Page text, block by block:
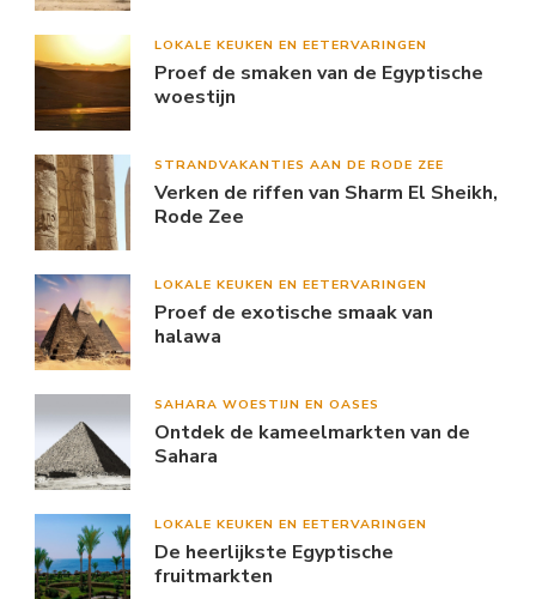
LOKALE KEUKEN EN EETERVARINGEN
Proef de smaken van de Egyptische
woestijn
STRANDVAKANTIES AAN DE RODE ZEE
Verken de riffen van Sharm El Sheikh,
Rode Zee
LOKALE KEUKEN EN EETERVARINGEN
Proef de exotische smaak van
halawa
SAHARA WOESTIJN EN OASES
Ontdek de kameelmarkten van de
Sahara
LOKALE KEUKEN EN EETERVARINGEN
De heerlijkste Egyptische
fruitmarkten